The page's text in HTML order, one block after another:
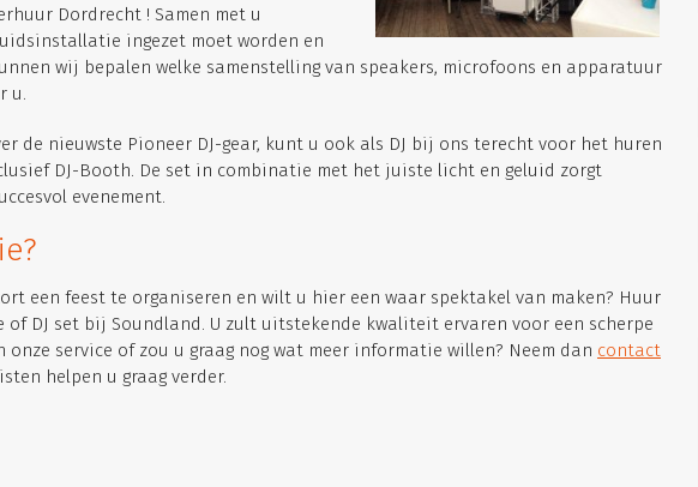
Dordrecht ! Samen met u
ingezet moet worden en
wij bepalen welke samenstelling van speakers, microfoons en apparatuur
u.
de nieuwste Pioneer DJ-gear, kunt u ook als DJ bij ons terecht voor het huren
DJ-Booth. De set in combinatie met het juiste licht en geluid zorgt
evenement.
een feest te organiseren en wilt u hier een waar spektakel van maken? Huur
DJ set bij Soundland. U zult uitstekende kwaliteit ervaren voor een scherpe
service of zou u graag nog wat meer informatie willen? Neem dan contact
helpen u graag verder.